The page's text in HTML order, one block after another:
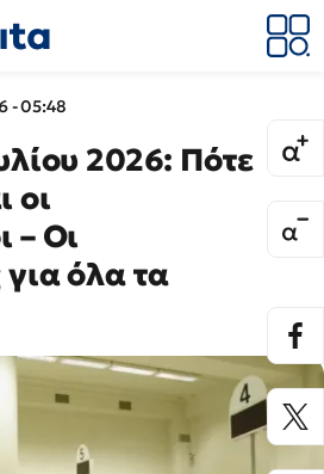
- 05:48
2026: Πότε
οι
– Οι
όλα τα